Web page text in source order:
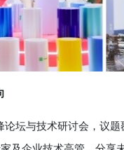
与技术研讨会，议题